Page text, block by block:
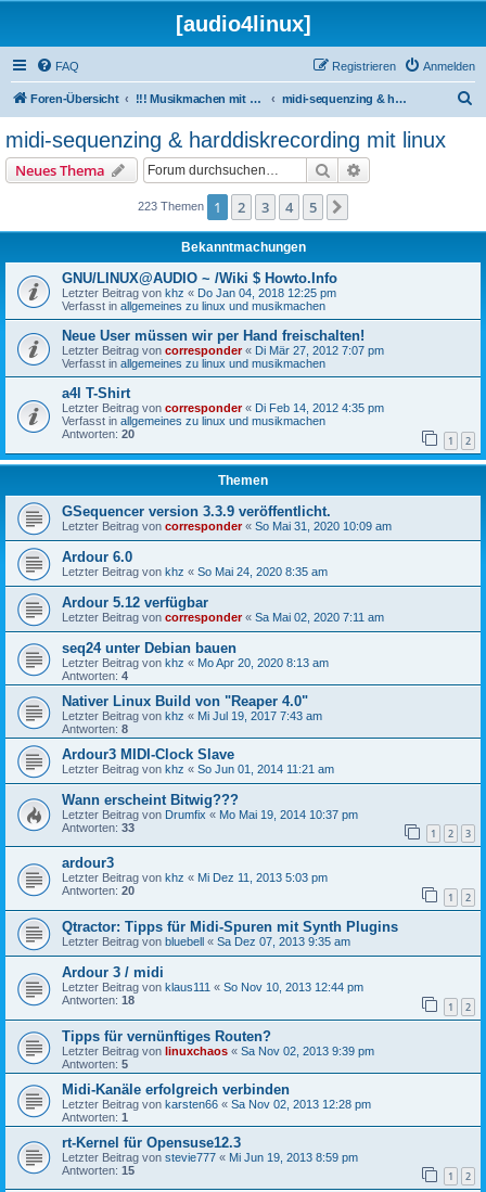
[audio4linux]
FAQ Anmelden
Registrieren
Foren-Übersicht !!! Musikmachen mit Linux !!! midi-sequenzing & harddiskrecording mit linux
midi-sequenzing & harddiskrecording mit linux
Neues Thema Suche
223 Themen 1 2 3 4 5
Bekanntmachungen
GNU/LINUX@AUDIO ~ /Wiki $ Howto.Info
Letzter Beitrag von khz « Do Jan 04, 2018 12:25 pm
Verfasst in allgemeines zu linux und musikmachen
Neue User müssen wir per Hand freischalten!
Letzter Beitrag von corresponder« Di Mär 27, 2012 7:07 pm
Verfasst in allgemeines zu linux und musikmachen
a4l T-Shirt
Letzter Beitrag von corresponder« Di Feb 14, 2012 4:35 pm
Verfasst in allgemeines zu linux und musikmachen
Antworten: 20 1 2
Themen
GSequencer version 3.3.9 veröffentlicht.
Letzter Beitrag von corresponder« So Mai 31, 2020 10:09 am
Ardour 6.0
Letzter Beitrag von khz « So Mai 24, 2020 8:35 am
Ardour 5.12 verfügbar
Letzter Beitrag von corresponder« Sa Mai 02, 2020 7:11 am
seq24 unter Debian bauen
Letzter Beitrag von khz « Mo Apr 20, 2020 8:13 am
Antworten: 4
Nativer Linux Build von "Reaper 4.0"
Letzter Beitrag von khz « Mi Jul 19, 2017 7:43 am
Antworten: 8
Ardour3 MIDI-Clock Slave
Letzter Beitrag von khz « So Jun 01, 2014 11:21 am
Wann erscheint Bitwig???
Letzter Beitrag von Drumfix « Mo Mai 19, 2014 10:37 pm
Antworten: 33 1 2 3
ardour3
Letzter Beitrag von khz « Mi Dez 11, 2013 5:03 pm
Antworten: 20 1 2
Qtractor: Tipps für Midi-Spuren mit Synth Plugins
Letzter Beitrag von bluebell « Sa Dez 07, 2013 9:35 am
Ardour 3 / midi
Letzter Beitrag von klaus111 « So Nov 10, 2013 12:44 pm
Antworten: 18 1 2
Tipps für vernünftiges Routen?
Letzter Beitrag von linuxchaos « Sa Nov 02, 2013 9:39 pm
Antworten: 5
Midi-Kanäle erfolgreich verbinden
Letzter Beitrag von karsten66 « Sa Nov 02, 2013 12:28 pm
Antworten: 1
rt-Kernel für Opensuse12.3
Letzter Beitrag von stevie777 « Mi Jun 19, 2013 8:59 pm
Antworten: 15 1 2